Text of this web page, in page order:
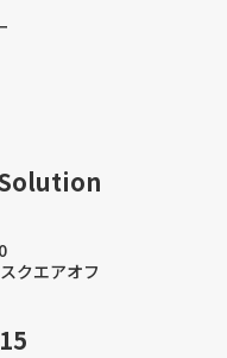
Solution
クエアオフ